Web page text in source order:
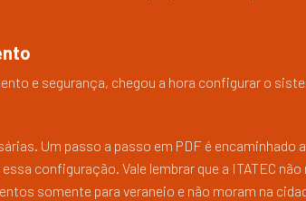
e segurança, chegou a hora configurar o
Um passo a passo em PDF é encaminhado
configuração. Vale lembrar que a ITATEC
somente para veraneio e não moram na